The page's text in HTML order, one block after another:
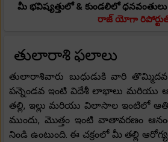
మీ భవిష్యత్తులో & కుండలిలో
రాజ్ యోగా
తులారాశి ఫలాలు
తులారాశివారు బుధుడుకి వారి తొమ్మిదవ
పన్నెండవ ఇంటి విదేశీ లాభాలు మరియు
తల్లి, ఇల్లు మరియు విలాసాల ఇంటిలో
ముందు, మొత్తం ఇంటి వాతావరణం
నిండి ఉంటుంది. ఈ చక్రంలో మీ తల్లి